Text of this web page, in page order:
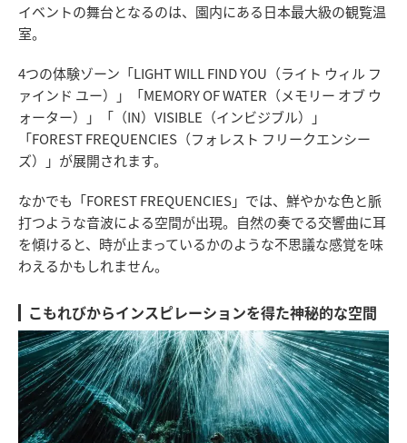
イベントの舞台となるのは、園内にある日本最大級の観覧温
室。
4つの体験ゾーン「LIGHT WILL FIND YOU（ライト ウィル フ
ァインド ユー）」「MEMORY OF WATER（メモリー オブ ウ
ォーター）」「（IN）VISIBLE（インビジブル）」
「FOREST FREQUENCIES（フォレスト フリークエンシー
ズ）」が展開されます。
なかでも「FOREST FREQUENCIES」では、鮮やかな色と脈
打つような音波による空間が出現。自然の奏でる交響曲に耳
を傾けると、時が止まっているかのような不思議な感覚を味
わえるかもしれません。
こもれびからインスピレーションを得た神秘的な空間